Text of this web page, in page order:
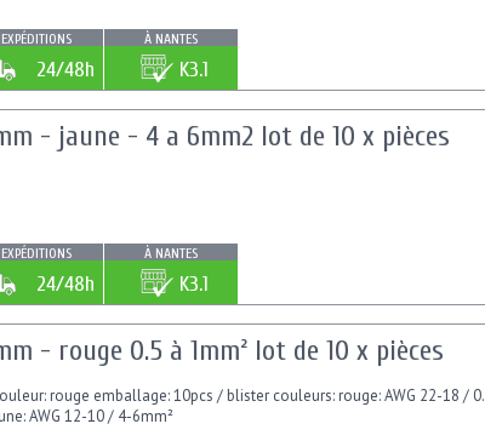
EXPÉDITIONS
24/48h
À NANTES
K3.1
- jaune - 4 a 6mm2 lot de 10 x pièces
EXPÉDITIONS
24/48h
À NANTES
K3.1
- rouge 0.5 à 1mm² lot de 10 x pièces
rouge emballage: 10pcs / blister couleurs: rouge: AWG 22-18 /
AWG 12-10 / 4-6mm²